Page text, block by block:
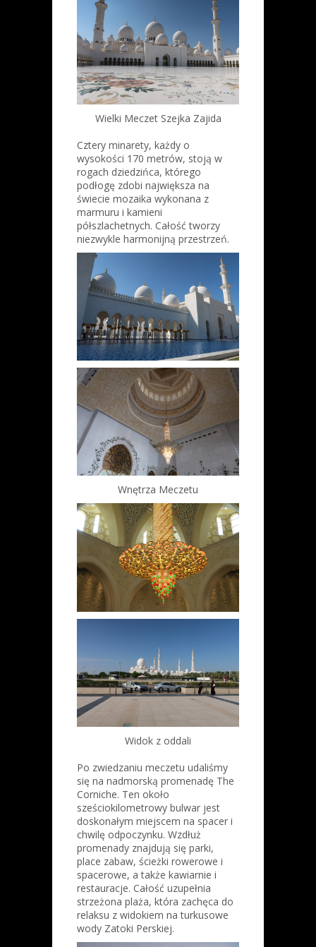
Wielki Meczet Szejka Zajida
Cztery minarety, każdy o
wysokości 170 metrów, stoją w
rogach dziedzińca, którego
podłogę zdobi największa na
świecie mozaika wykonana z
marmuru i kamieni
półszlachetnych. Całość tworzy
niezwykle harmonijną przestrzeń.
Wnętrza Meczetu
Widok z oddali
Po zwiedzaniu meczetu udaliśmy
się na nadmorską promenadę The
Corniche. Ten około
sześciokilometrowy bulwar jest
doskonałym miejscem na spacer i
chwilę odpoczynku. Wzdłuż
promenady znajdują się parki,
place zabaw, ścieżki rowerowe i
spacerowe, a także kawiarnie i
restauracje. Całość uzupełnia
strzeżona plaża, która zachęca do
relaksu z widokiem na turkusowe
wody Zatoki Perskiej.